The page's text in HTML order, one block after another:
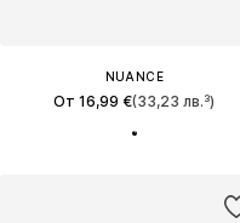
NUANCE
От 16,99 €(33,23 лв.³)